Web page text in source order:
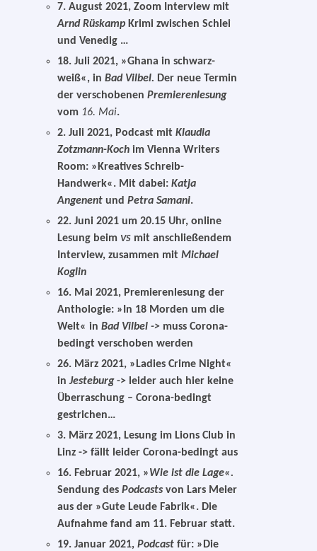
7. August 2021, Zoom Interview mit
Arnd Rüskamp Krimi zwi­schen Schlei
und Venedig …
18. Juli 2021, »Ghana in schwarz-
weiß«, inBad Vilbel. Der neue Termin
der ver­scho­be­nenPremierenlesung
vom 16. Mai.
2. Juli 2021, Podcast mitKlaudia
Zotzmann-Koch im Vienna Writers
Room: »Kreatives Schreib-
Handwerk«. Mit dabei:Katja
Angenent undPetra Samani.
22. Juni 2021 um 20.15 Uhr, online
Lesung beimVS mit anschlie­ßen­dem
Interview, zusam­men mitMichael
Koglin
16. Mai 2021, Premierenlesung der
Anthologie: »In 18 Morden um die
Welt« inBad Vilbel -> muss Corona-
bedingt ver­scho­ben werden
26. März 2021, »Ladies Crime Night«
inJesteburg-> lei­der auch hier kei­ne
Überraschung – Corona-bedingt
gestrichen…
3. März 2021, Lesung im Lions Club in
Linz -> fällt lei­der Corona-bedingt aus
16. Februar 2021, »Wie ist die Lage«.
Sendung desPodcasts von Lars Meier
aus der »Gute Leude Fabrik«. Die
Aufnahme fand am 11. Februar statt.
19. Januar 2021, Podcast für: »Die